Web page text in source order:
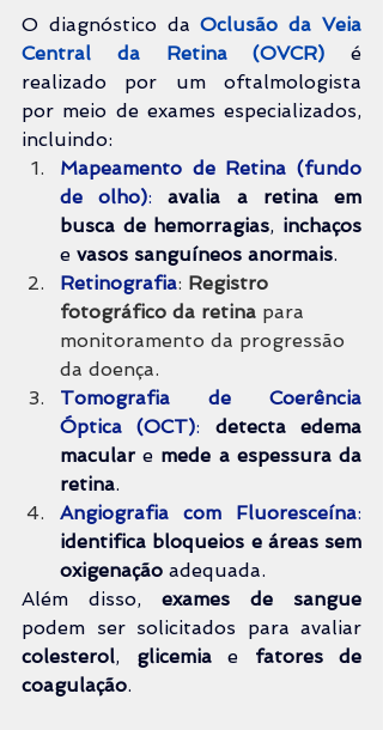
O diagnóstico da Oclusão da Veia
Central da Retina (OVCR)
é
realizado por um oftalmologista
por meio de exames especializados,
incluindo:
Mapeamento de Retina (fundo
de olho):
avalia a retina em
busca de hemorragias,
e vasos sanguíneos anormais.
Retinografia: Registro
fotográfico da retina para
monitoramento da progressão
da doença.
Tomografia de Coerência
Óptica (OCT):
detecta edema
macular e mede a espessura da
retina.
Angiografia com Fluoresceína:
identifica bloqueios e áreas sem
oxigenação adequada.
Além disso, exames de sangue
colesterol, glicemia e fatores de
coagulação.